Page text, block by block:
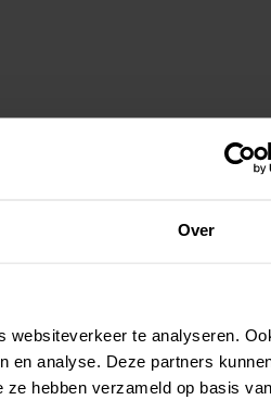
Over
websiteverkeer te analyseren.
en analyse. Deze partners
hebben verzameld op basis
kochten ook